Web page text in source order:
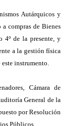
Autárquicos y
compras de Bienes
4º de la presente, y
a la gestión física
instrumento.
Cámara de
General de la
por Resolución
Públicos.